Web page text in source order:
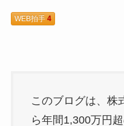
WEB拍手 4
このブログは、株
ら年間1,300万円